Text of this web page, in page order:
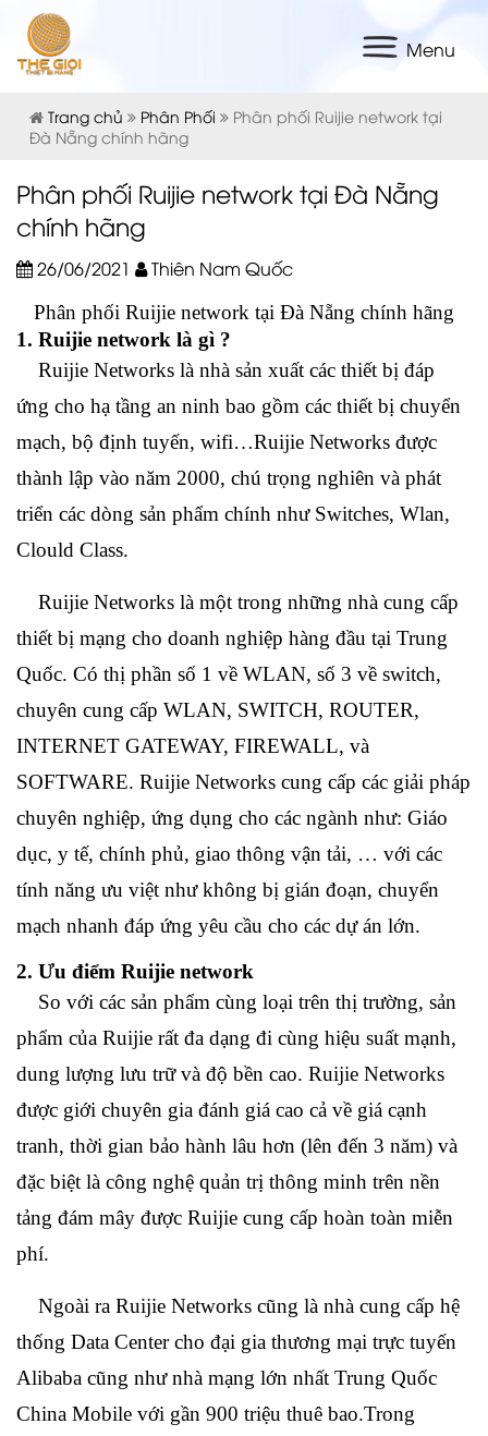
Menu
Trang chủ Phân Phối
Phân phối Ruijie network tại
Đà Nẵng chính hãng
Phân phối Ruijie network tại Đà Nẵng
chính hãng
26/06/2021 Thiên Nam Quốc
Phân phối Ruijie network tại Đà Nẵng chính hãng
1. Ruijie network là gì ?
Ruijie Networks là nhà sản xuất các thiết bị đáp
ứng cho hạ tầng an ninh bao gồm các thiết bị chuyển
mạch, bộ định tuyến, wifi…Ruijie Networks được
thành lập vào năm 2000, chú trọng nghiên và phát
triển các dòng sản phẩm chính như Switches, Wlan,
Clould Class.
Ruijie Networks là một trong những nhà cung cấp
thiết bị mạng cho doanh nghiệp hàng đầu tại Trung
Quốc. Có thị phần số 1 về WLAN, số 3 về switch,
chuyên cung cấp WLAN, SWITCH, ROUTER,
INTERNET GATEWAY, FIREWALL, và
SOFTWARE. Ruijie Networks cung cấp các giải pháp
chuyên nghiệp, ứng dụng cho các ngành như: Giáo
dục, y tế, chính phủ, giao thông vận tải, … với các
tính năng ưu việt như không bị gián đoạn, chuyển
mạch nhanh đáp ứng yêu cầu cho các dự án lớn.
2. Ưu điểm Ruijie network
So với các sản phẩm cùng loại trên thị trường, sản
phẩm của Ruijie rất đa dạng đi cùng hiệu suất mạnh,
dung lượng lưu trữ và độ bền cao. Ruijie Networks
được giới chuyên gia đánh giá cao cả về giá cạnh
tranh, thời gian bảo hành lâu hơn (lên đến 3 năm) và
đặc biệt là công nghệ quản trị thông minh trên nền
tảng đám mây được Ruijie cung cấp hoàn toàn miễn
phí.
Ngoài ra Ruijie Networks cũng là nhà cung cấp hệ
thống Data Center cho đại gia thương mại trực tuyến
Alibaba cũng như nhà mạng lớn nhất Trung Quốc
China Mobile với gần 900 triệu thuê bao.Trong